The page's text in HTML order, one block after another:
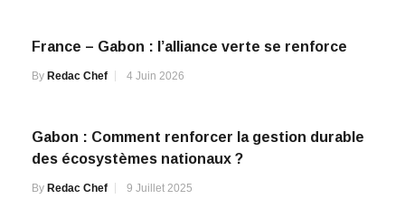
France – Gabon : l’alliance verte se renforce
By Redac Chef 4 Juin 2026
Gabon : Comment renforcer la gestion durable
des écosystèmes nationaux ?
By Redac Chef 9 Juillet 2025